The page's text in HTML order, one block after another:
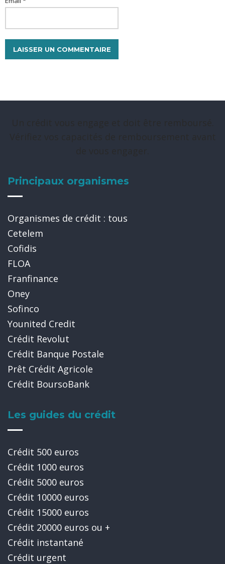
Principaux organismes
Organismes de crédit : tous
Cetelem
Cofidis
FLOA
Franfinance
Oney
Sofinco
Younited Credit
Crédit Revolut
Crédit Banque Postale
Prêt Crédit Agricole
Crédit BoursoBank
Les guides du crédit
Crédit 500 euros
Crédit 1000 euros
Crédit 5000 euros
Crédit 10000 euros
Crédit 15000 euros
Crédit 20000 euros ou +
Crédit instantané
Crédit urgent